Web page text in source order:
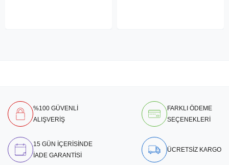
%100 GÜVENLİ
ALIŞVERİŞ
FARKLI ÖDEME
SEÇENEKLERİ
15 GÜN İÇERİSİNDE
İADE GARANTİSİ
ÜCRETSİZ KARGO